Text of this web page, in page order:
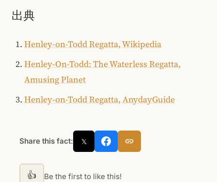
出典
Henley-on-Todd Regatta, Wikipedia
Henley-On-Todd: The Waterless Regatta,
Amusing Planet
Henley-on-Todd Regatta, AnydayGuide
Share this fact: 𝕏
👍 Be the first to like this!